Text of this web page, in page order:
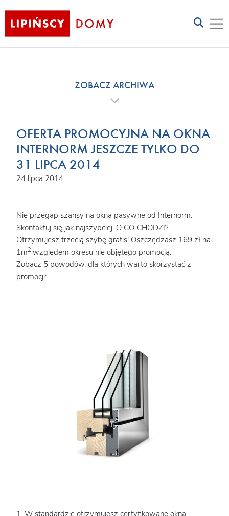
ZOBACZ ARCHIWA
OFERTA PROMOCYJNA NA OKNA
INTERNORM JESZCZE TYLKO DO
31 LIPCA 2014
24 lipca 2014
Nie przegap szansy na okna pasywne od Internorm.
Skontaktuj się jak najszybciej. O CO CHODZI?
Otrzymujesz trzecią szybę gratis! Oszczędzasz 169 zł na
1m2 względem okresu nie objętego promocją.
Zobacz 5 powodów, dla których warto skorzystać z
promocji:
1. W standardzie otrzymujesz certyfikowane okna